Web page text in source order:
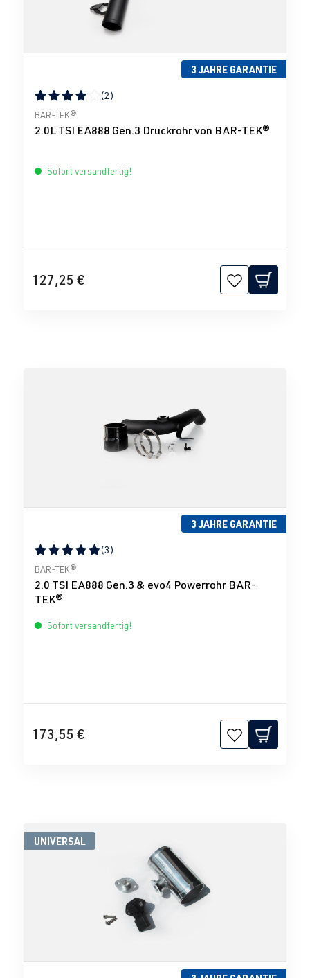
3 JAHRE GARANTIE
Durchschnittliche Bewertung von 4 von 5 Sternen
(2)
BAR-TEK®
2.0L TSI EA888 Gen.3 Druckrohr von BAR-TEK®
Sofort versandfertig!
127,25 €
3 JAHRE GARANTIE
Durchschnittliche Bewertung von 5 von 5 Sternen
(3)
BAR-TEK®
2.0 TSI EA888 Gen.3 & evo4 Powerrohr BAR-
TEK®
Sofort versandfertig!
173,55 €
UNIVERSAL